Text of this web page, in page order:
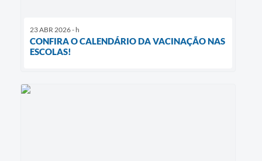
23 ABR 2026 - h
CONFIRA O CALENDÁRIO DA VACINAÇÃO NAS
ESCOLAS!